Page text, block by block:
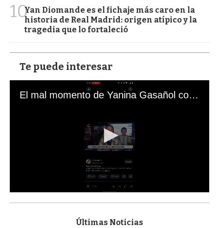
10Yan Diomande es el fichaje más caro en la
historia de Real Madrid: origen atípico y la
tragedia que lo fortaleció
Te puede interesar
El mal momento de Yanina Gasañol con un hincha argentino en "Subrayado"
s
Últimas Noticias